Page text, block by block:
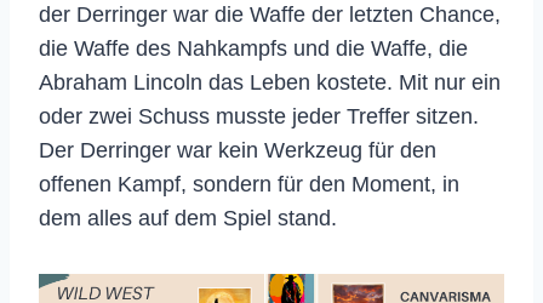
der Derringer war die Waffe der letzten Chance,
die Waffe des Nahkampfs und die Waffe, die
Abraham Lincoln das Leben kostete. Mit nur ein
oder zwei Schuss musste jeder Treffer sitzen.
Der Derringer war kein Werkzeug für den
offenen Kampf, sondern für den Moment, in
dem alles auf dem Spiel stand.